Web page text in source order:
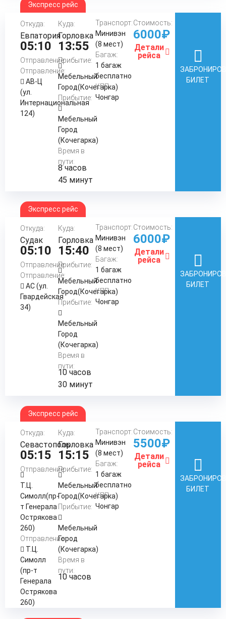
Экспресс рейс
Откуда:
Евпатория
05:10
Отправление:
Отправление:
АВ-Ц
(ул.
Интернациональная
124)
Куда:
Горловка
13:55
Прибытие:
Мебельный
Город(Кочегарка)
Прибытие:
Мебельный
Город
(Кочегарка)
Время в
пути:
8 часов
45 минут
Транспорт:
Минивэн
(8 мест)
Багаж:
1 багаж
бесплатно
КПП:
Чонгар
Стоимость:
6000₽
Детали
рейса
БИЛЕТ
Экспресс рейс
Откуда:
Судак
05:10
Отправление:
Отправление:
АС (ул.
Гвардейская
34)
Куда:
Горловка
15:40
Прибытие:
Мебельный
Город(Кочегарка)
Прибытие:
Мебельный
Город
(Кочегарка)
Время в
пути:
10 часов
30 минут
Транспорт:
Минивэн
(8 мест)
Багаж:
1 багаж
бесплатно
КПП:
Чонгар
Стоимость:
6000₽
Детали
рейса
БИЛЕТ
Экспресс рейс
Откуда:
Севастополь
05:15
Отправление:
Т.Ц.
Симолл(пр-
т Генерала
Острякова
260)
Отправление:
Т.Ц.
Симолл
(пр-т
Генерала
Острякова
260)
Куда:
Горловка
15:15
Прибытие:
Мебельный
Город(Кочегарка)
Прибытие:
Мебельный
Город
(Кочегарка)
Время в
пути:
10 часов
Транспорт:
Минивэн
(8 мест)
Багаж:
1 багаж
бесплатно
КПП:
Чонгар
Стоимость:
5500₽
Детали
рейса
БИЛЕТ